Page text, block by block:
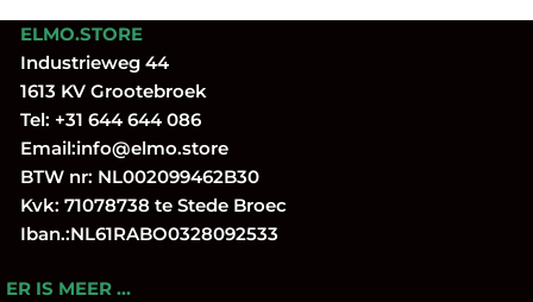
ELMO.STORE
Industrieweg 44
1613 KV Grootebroek
Tel: +31 644 644 086
Email:info@elmo.store
BTW nr: NL002099462B30
Kvk: 71078738 te Stede Broec
Iban.:NL61RABO0328092533
ER IS MEER …